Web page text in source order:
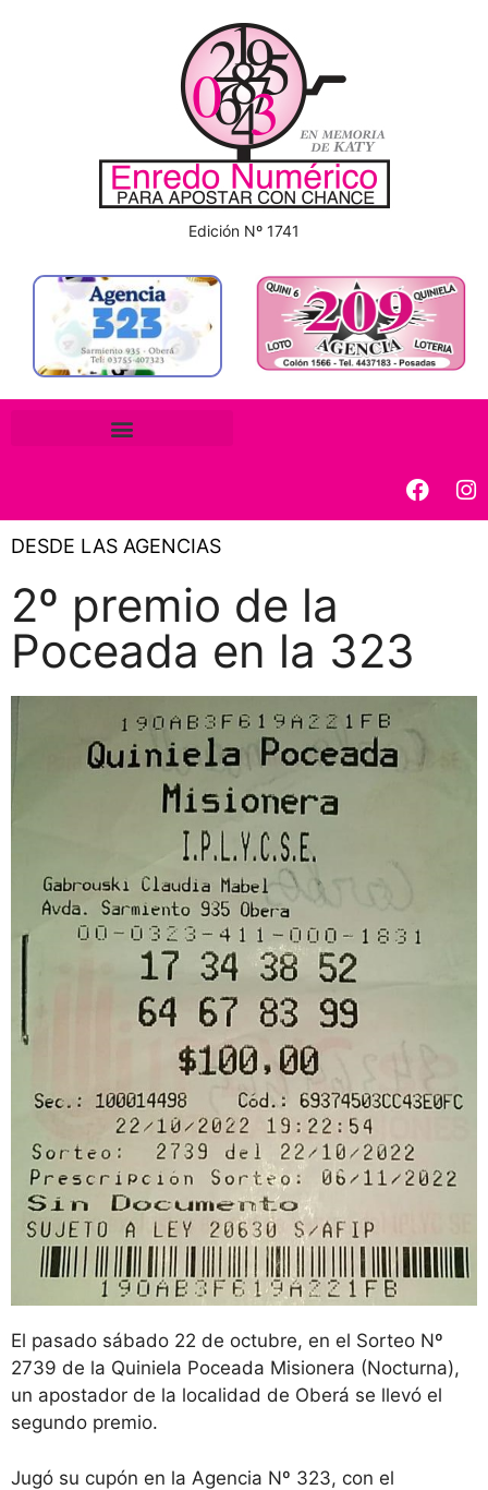
Edición Nº 1741
DESDE LAS AGENCIAS
2º premio de la
Poceada en la 323
El pasado sábado 22 de octubre, en el Sorteo Nº
2739 de la Quiniela Poceada Misionera (Nocturna),
un apostador de la localidad de Oberá se llevó el
segundo premio.
Jugó su cupón en la Agencia Nº 323, con el